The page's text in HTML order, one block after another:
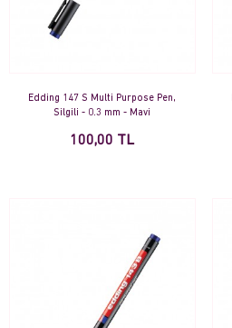
Edding 147 S Multi Purpose Pen,
Silgili - 0.3 mm - Mavi
100,00 TL